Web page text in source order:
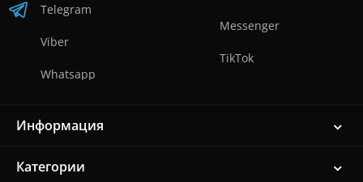
Telegram
Viber
Whatsapp
Messenger
TikTok
Информация
Категории